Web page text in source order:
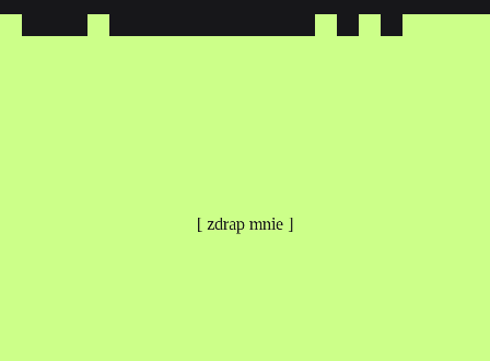
[ zdrap mnie ]